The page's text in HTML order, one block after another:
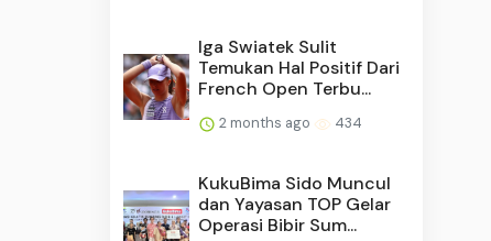
Iga Swiatek Sulit
Temukan Hal Positif Dari
French Open Terbu...
2 months ago 434
KukuBima Sido Muncul
dan Yayasan TOP Gelar
Operasi Bibir Sum...